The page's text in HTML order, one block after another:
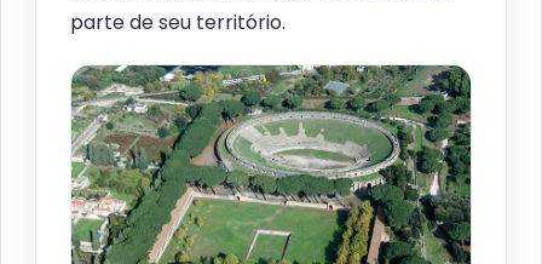
parte de seu território.